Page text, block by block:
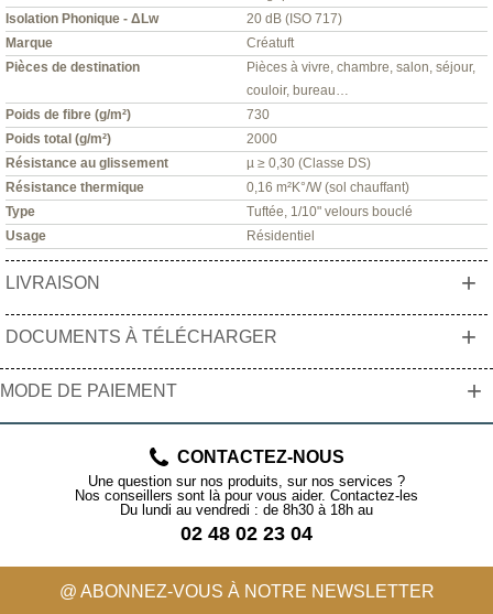
Isolation Phonique - ΔLw
20 dB (ISO 717)
Marque
Créatuft
Pièces de destination
Pièces à vivre, chambre, salon, séjour,
couloir, bureau…
Poids de fibre (g/m²)
730
Poids total (g/m²)
2000
Résistance au glissement
µ ≥ 0,30 (Classe DS)
Résistance thermique
0,16 m²K°/W (sol chauffant)
Type
Tuftée, 1/10" velours bouclé
Usage
Résidentiel
LIVRAISON +
DOCUMENTS À TÉLÉCHARGER +
MODE DE PAIEMENT +
CONTACTEZ-NOUS
Une question sur nos produits, sur nos services ?
Nos conseillers sont là pour vous aider. Contactez-les
Du lundi au vendredi : de 8h30 à 18h au
02 48 02 23 04
@ ABONNEZ-VOUS À NOTRE NEWSLETTER